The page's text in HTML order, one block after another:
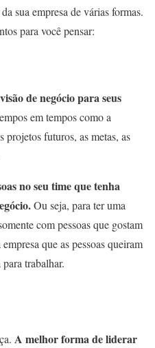
sua empresa de várias formas.
para você pensar:
de negócio para seus
em tempos como a
projetos futuros, as metas, as
no seu time que tenha
Ou seja, para ter uma
com pessoas que gostam
que as pessoas queiram
trabalhar.
A melhor forma de liderar